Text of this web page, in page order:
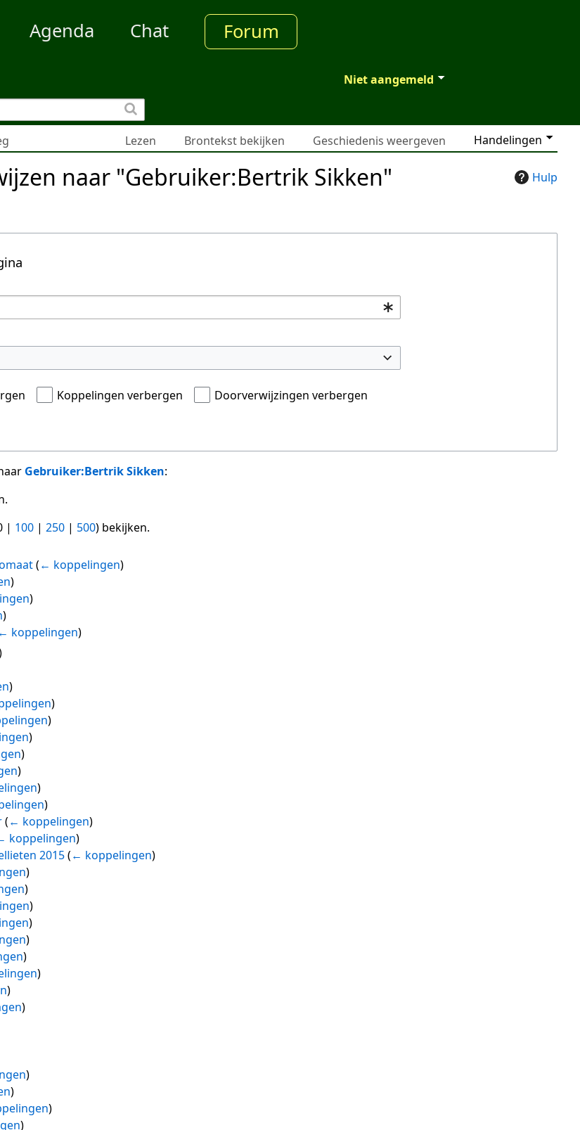
Agenda Chat Forum
Niet aangemeld
Handelingen
Lezen Brontekst bekijken Geschiedenis weergeven
Hulp
naar "Gebruiker:Bertrik Sikken"
Koppelingen verbergen Doorverwijzingen verbergen
Gebruiker:Bertrik Sikken:
| 100 | 250 | 500) bekijken.
(← koppelingen)
)
)
)
← koppelingen)
)
)
)
)
)
)
)
)
(← koppelingen)
koppelingen)
2015(← koppelingen)
)
)
)
)
)
)
)
)
)
)
)
)
)